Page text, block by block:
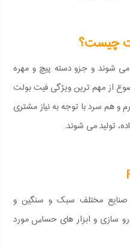
چیست؟
می شوند و جزو دسته پیچ و مهره
از مهم ترین ویژگی فیت بولت
هم سرد با توجه به نیاز مشتری
تولید می شوند.
مختلف سبک و سنگین و
سازی و ابزار های حساس مورد